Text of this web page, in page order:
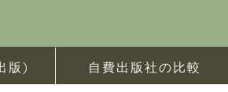
版) 自費出版社の比較